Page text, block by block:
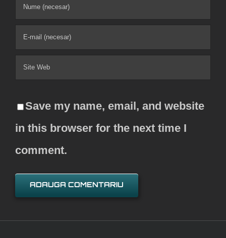
Save my name, email, and website
in this browser for the next time I
comment.